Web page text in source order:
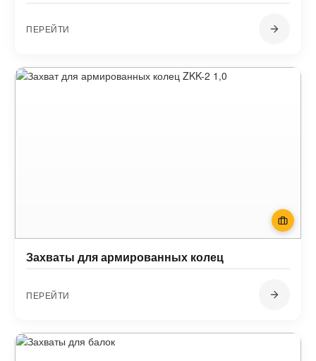
ПЕРЕЙТИ
Захваты для армированных колец
ПЕРЕЙТИ